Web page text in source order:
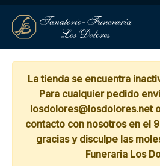
La tienda se encuentra
Para cualquier pedido
losdolores@losdolores.net
contacto con nosotros en el
gracias y disculpe las
Funeraria Los